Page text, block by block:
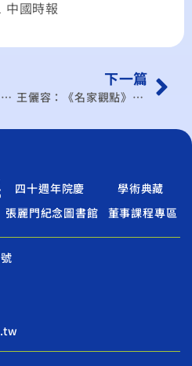
國時報
廖明輝：《海納百川》第三類半導體 美中科技競逐核心
下一篇
王儷容：《名家觀點》影響台美匯率走向因素分析
四十週年院慶
學術典藏
張麗門紀念圖書館
董事課程專區